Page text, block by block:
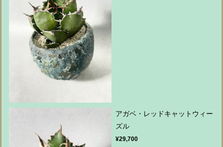
アガベ・レッドキャットウィー
ズル
¥29,700